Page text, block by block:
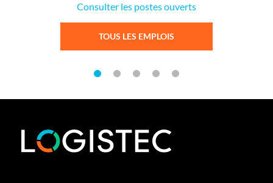
Consulter les postes ouverts
TOUS LES EMPLOIS